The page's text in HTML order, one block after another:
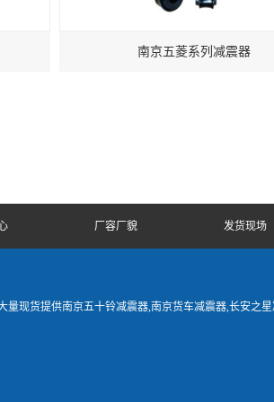
南京五菱系列减震器
厂容厂貌 发货现场
现货提供南京五十铃减震器,南京货车减震器,长安之